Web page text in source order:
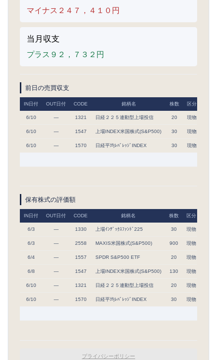
マイナス２４７，４１０円
当月収支
プラス９２，７３２円
前日の売買収支
IN日付 OUT日付 CODE 銘柄名 株数 区分
6/10 ― 1321 日経２２５連動型上場投信 20 現物
6/10 ― 1547 上場INDEX米国株式(S&P500) 30 現物
6/10 ― 1570 日経平均ﾚﾊﾞﾚｯｼﾞINDEX 30 現物
保有株式の評価額
IN日付 OUT日付 CODE 銘柄名 株数 区分
6/3 ― 1330 上場ｲﾝﾃﾞｯｸｽﾌｧﾝﾄﾞ225 30 現物
6/3 ― 2558 MAXIS米国株式(S&P500) 900 現物
6/4 ― 1557 SPDR S&P500 ETF 20 現物
6/8 ― 1547 上場INDEX米国株式(S&P500) 130 現物
6/10 ― 1321 日経２２５連動型上場投信 20 現物
6/10 ― 1570 日経平均ﾚﾊﾞﾚｯｼﾞINDEX 30 現物
プライバシーポリシー